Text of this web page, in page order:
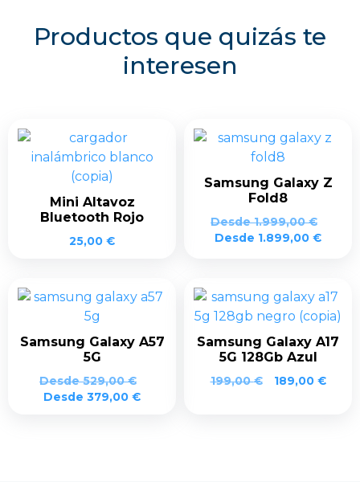
Productos que quizás te
interesen
Mini Altavoz
Bluetooth Rojo
25,00 €
Samsung Galaxy Z
Fold8
Desde1.999,00€
Desde 1.899,00 €
Samsung Galaxy A57
5G
Desde529,00€
Desde 379,00 €
Samsung Galaxy A17
5G 128Gb Azul
199,00€
El
189,00 €El